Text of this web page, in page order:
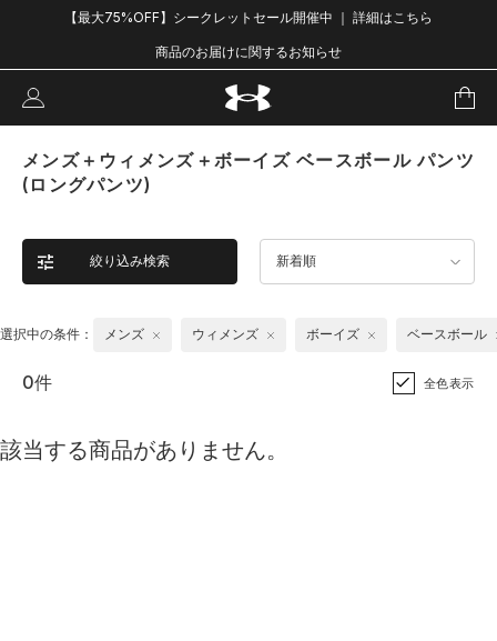
【最大75%OFF】シークレットセール開催中 ｜ 詳細はこちら
商品のお届けに関するお知らせ
メンズ＋ウィメンズ＋ボーイズ ベースボール パンツ
(ロングパンツ)
絞り込み検索 新着順
選択中の条件： メンズ ウィメンズ ボーイズ ベースボール
0件 全色表示
該当する商品がありません。